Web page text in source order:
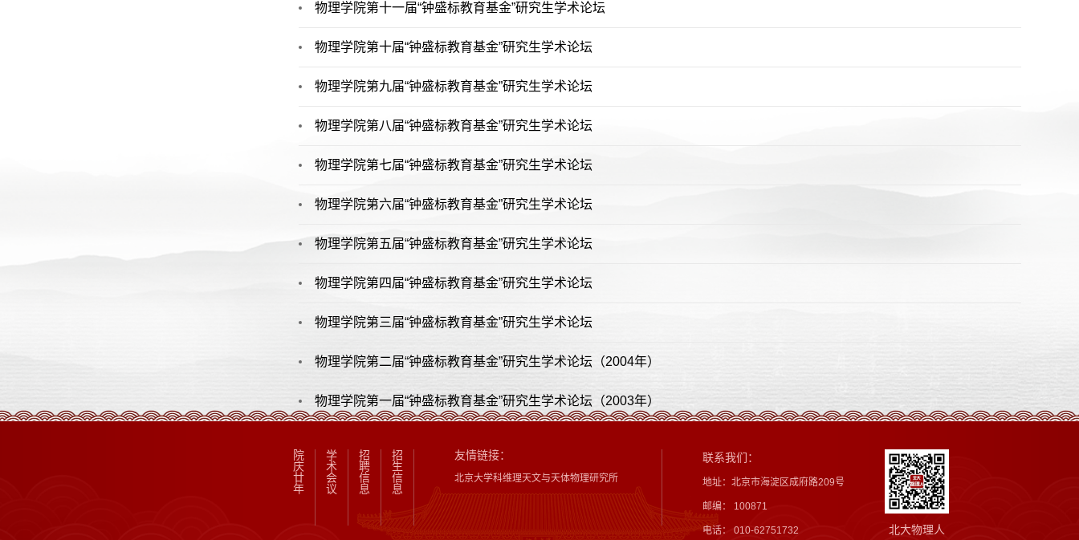
物理学院第十一届“钟盛标教育基金”研究生学术论坛
物理学院第十届“钟盛标教育基金”研究生学术论坛
物理学院第九届“钟盛标教育基金”研究生学术论坛
物理学院第八届“钟盛标教育基金”研究生学术论坛
物理学院第七届“钟盛标教育基金”研究生学术论坛
物理学院第六届“钟盛标教育基金”研究生学术论坛
物理学院第五届“钟盛标教育基金”研究生学术论坛
物理学院第四届“钟盛标教育基金”研究生学术论坛
物理学院第三届“钟盛标教育基金”研究生学术论坛
物理学院第二届“钟盛标教育基金”研究生学术论坛（2004年）
物理学院第一届“钟盛标教育基金”研究生学术论坛（2003年）
院
庆
廿
年
学
术
会
议
招
聘
信
息
招
生
信
息
友情链接：
北京大学科维理天文与天体物理研究所
联系我们：
地址：北京市海淀区成府路209号
邮编： 100871
电话： 010-62751732 北大物理人